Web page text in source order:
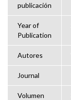
publicación
Year of
Publication
Autores
Journal
Volumen